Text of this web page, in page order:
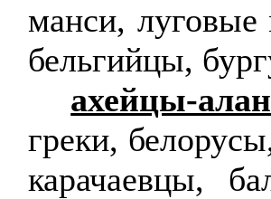
манси,
бельгийцы,
ахейцы-
греки,
карачаевцы,